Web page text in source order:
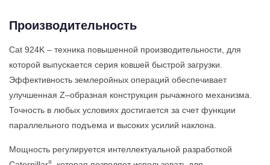
Производительность
Cat 924K – техника повышенной производительности, для
которой выпускается серия ковшей быстрой загрузки.
Эффективность землеройных операций обеспечивает
улучшенная Z–образная конструкция рычажного механизма.
Точность в любых условиях достигается за счет функции
параллельного подъема и высоких усилий наклона.
Мощность регулируется интеллектуальной разработкой
®